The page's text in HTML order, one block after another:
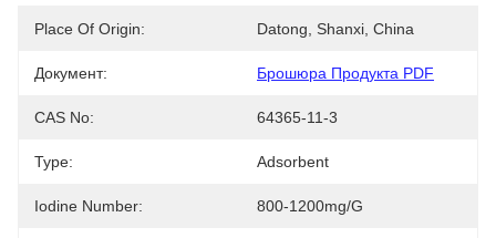
Place Of Origin: Datong, Shanxi, China
Документ: Брошюра Продукта PDF
CAS No: 64365-11-3
Type: Adsorbent
Iodine Number: 800-1200mg/g